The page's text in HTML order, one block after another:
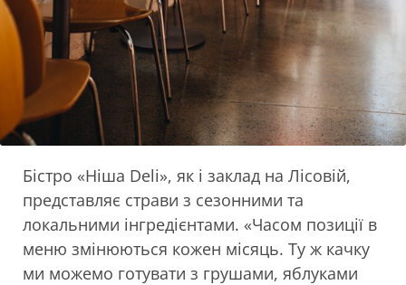
Бістро «Ніша Deli», як і заклад на Лісовій,
представляє страви з сезонними та
локальними інгредієнтами. «Часом позиції в
меню змінюються кожен місяць. Ту ж качку
ми можемо готувати з грушами, яблуками